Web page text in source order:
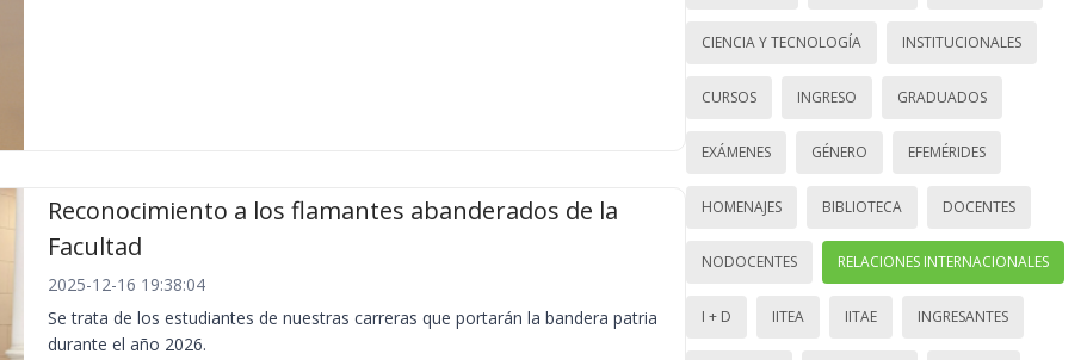
Reconocimiento a los flamantes abanderados de la
Facultad
2025-12-16 19:38:04
Se trata de los estudiantes de nuestras carreras que portarán la bandera patria
durante el año 2026.
CIENCIA Y TECNOLOGÍA INSTITUCIONALES
CURSOS INGRESO GRADUADOS
EXÁMENES GÉNERO EFEMÉRIDES
HOMENAJES BIBLIOTECA DOCENTES
NODOCENTES RELACIONES INTERNACIONALES
I + D IITEA IITAE INGRESANTES